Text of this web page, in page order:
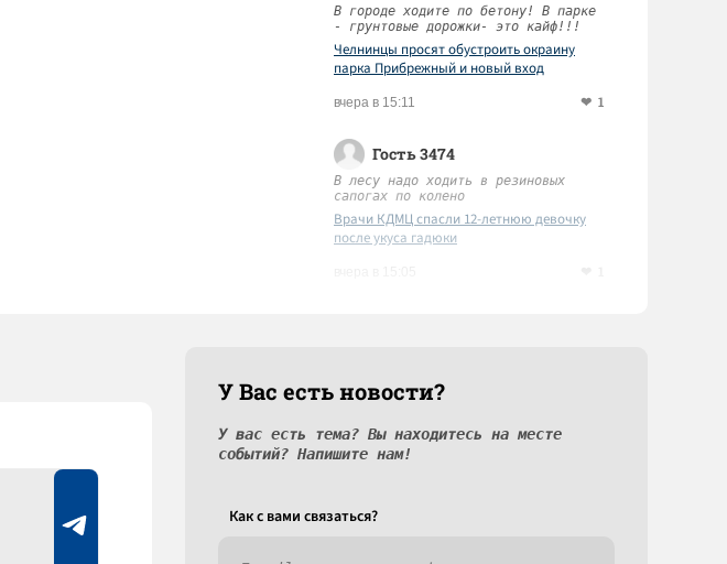
В городе ходите по бетону! В парке
- грунтовые дорожки- это кайф!!!
Челнинцы просят обустроить окраину
парка Прибрежный и новый вход
вчера в 15:11 1
Гость 3474
В лесу надо ходить в резиновых
сапогах по колено
Врачи КДМЦ спасли 12-летнюю девочку
после укуса гадюки
У Вас есть новости?
У вас есть тема? Вы находитесь на месте
событий? Напишите нам!
Как c вами связаться?